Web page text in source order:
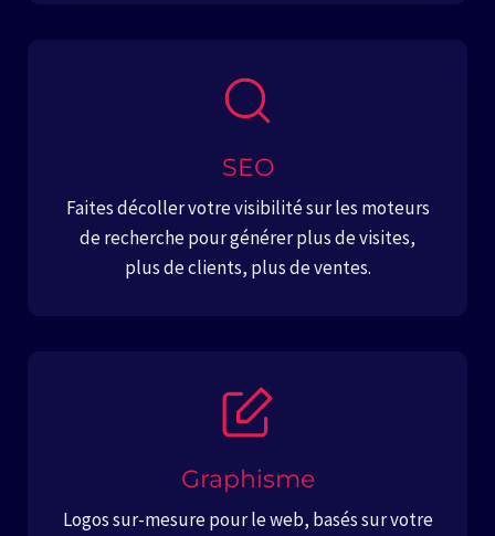
SEO
Faites décoller votre visibilité sur les moteurs
de recherche pour générer plus de visites,
plus de clients, plus de ventes.
Graphisme
Logos sur-mesure pour le web, basés sur votre